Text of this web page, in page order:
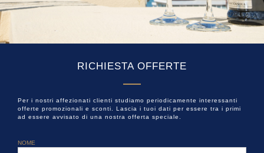
RICHIESTA OFFERTE
Per i nostri affezionati clienti studiamo periodicamente interessanti
offerte promozionali e sconti. Lascia i tuoi dati per essere tra i primi
ad essere avvisato di una nostra offerta speciale.
NOME